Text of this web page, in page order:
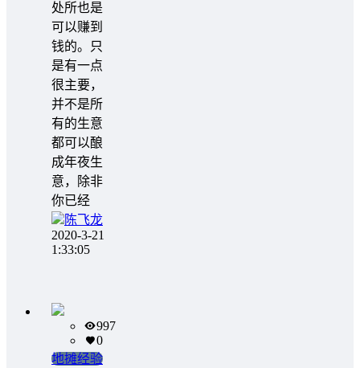
处所也是
可以赚到
钱的。只
是有一点
很主要，
并不是所
有的生意
都可以酿
成年夜生
意，除非
你已经
陈飞龙
2020-3-21
1:33:05
997
0
地摊经验